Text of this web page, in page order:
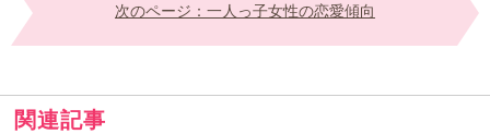
次のページ：一人っ子女性の恋愛傾向
関連記事